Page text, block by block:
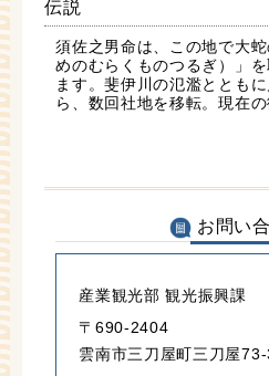
伝説
須佐之男命は、この地で大
めのむらくものつるぎ）」
ます。斐伊川の氾濫ととも
ら、数回社地を移転。現在
お問い
産業観光部 観光振興課
〒690-2404
雲南市三刀屋町三刀屋73-